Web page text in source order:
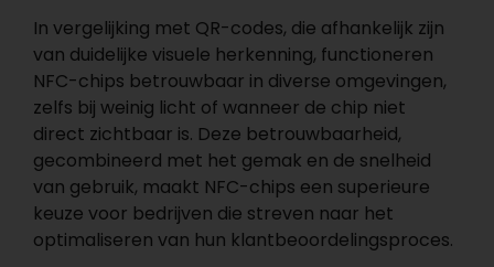
In vergelijking met QR-codes, die afhankelijk zijn
van duidelijke visuele herkenning, functioneren
NFC-chips betrouwbaar in diverse omgevingen,
zelfs bij weinig licht of wanneer de chip niet
direct zichtbaar is. Deze betrouwbaarheid,
gecombineerd met het gemak en de snelheid
van gebruik, maakt NFC-chips een superieure
keuze voor bedrijven die streven naar het
optimaliseren van hun klantbeoordelingsproces.